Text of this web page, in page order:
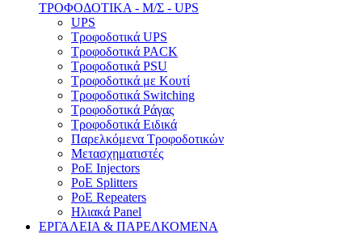
ΤΡΟΦΟΔΟΤΙΚΑ - Μ/Σ - UPS
UPS
Τροφοδοτικά UPS
Τροφοδοτικά PACK
Τροφοδοτικά PSU
Τροφοδοτικά με Κουτί
Τροφοδοτικά Switching
Τροφοδοτικά Ράγας
Τροφοδοτικά Ειδικά
Παρελκόμενα Τροφοδοτικών
Μετασχηματιστές
PoE Injectors
PoE Splitters
PoE Repeaters
Ηλιακά Panel
ΕΡΓΑΛΕΙΑ & ΠΑΡΕΛΚΟΜΕΝΑ